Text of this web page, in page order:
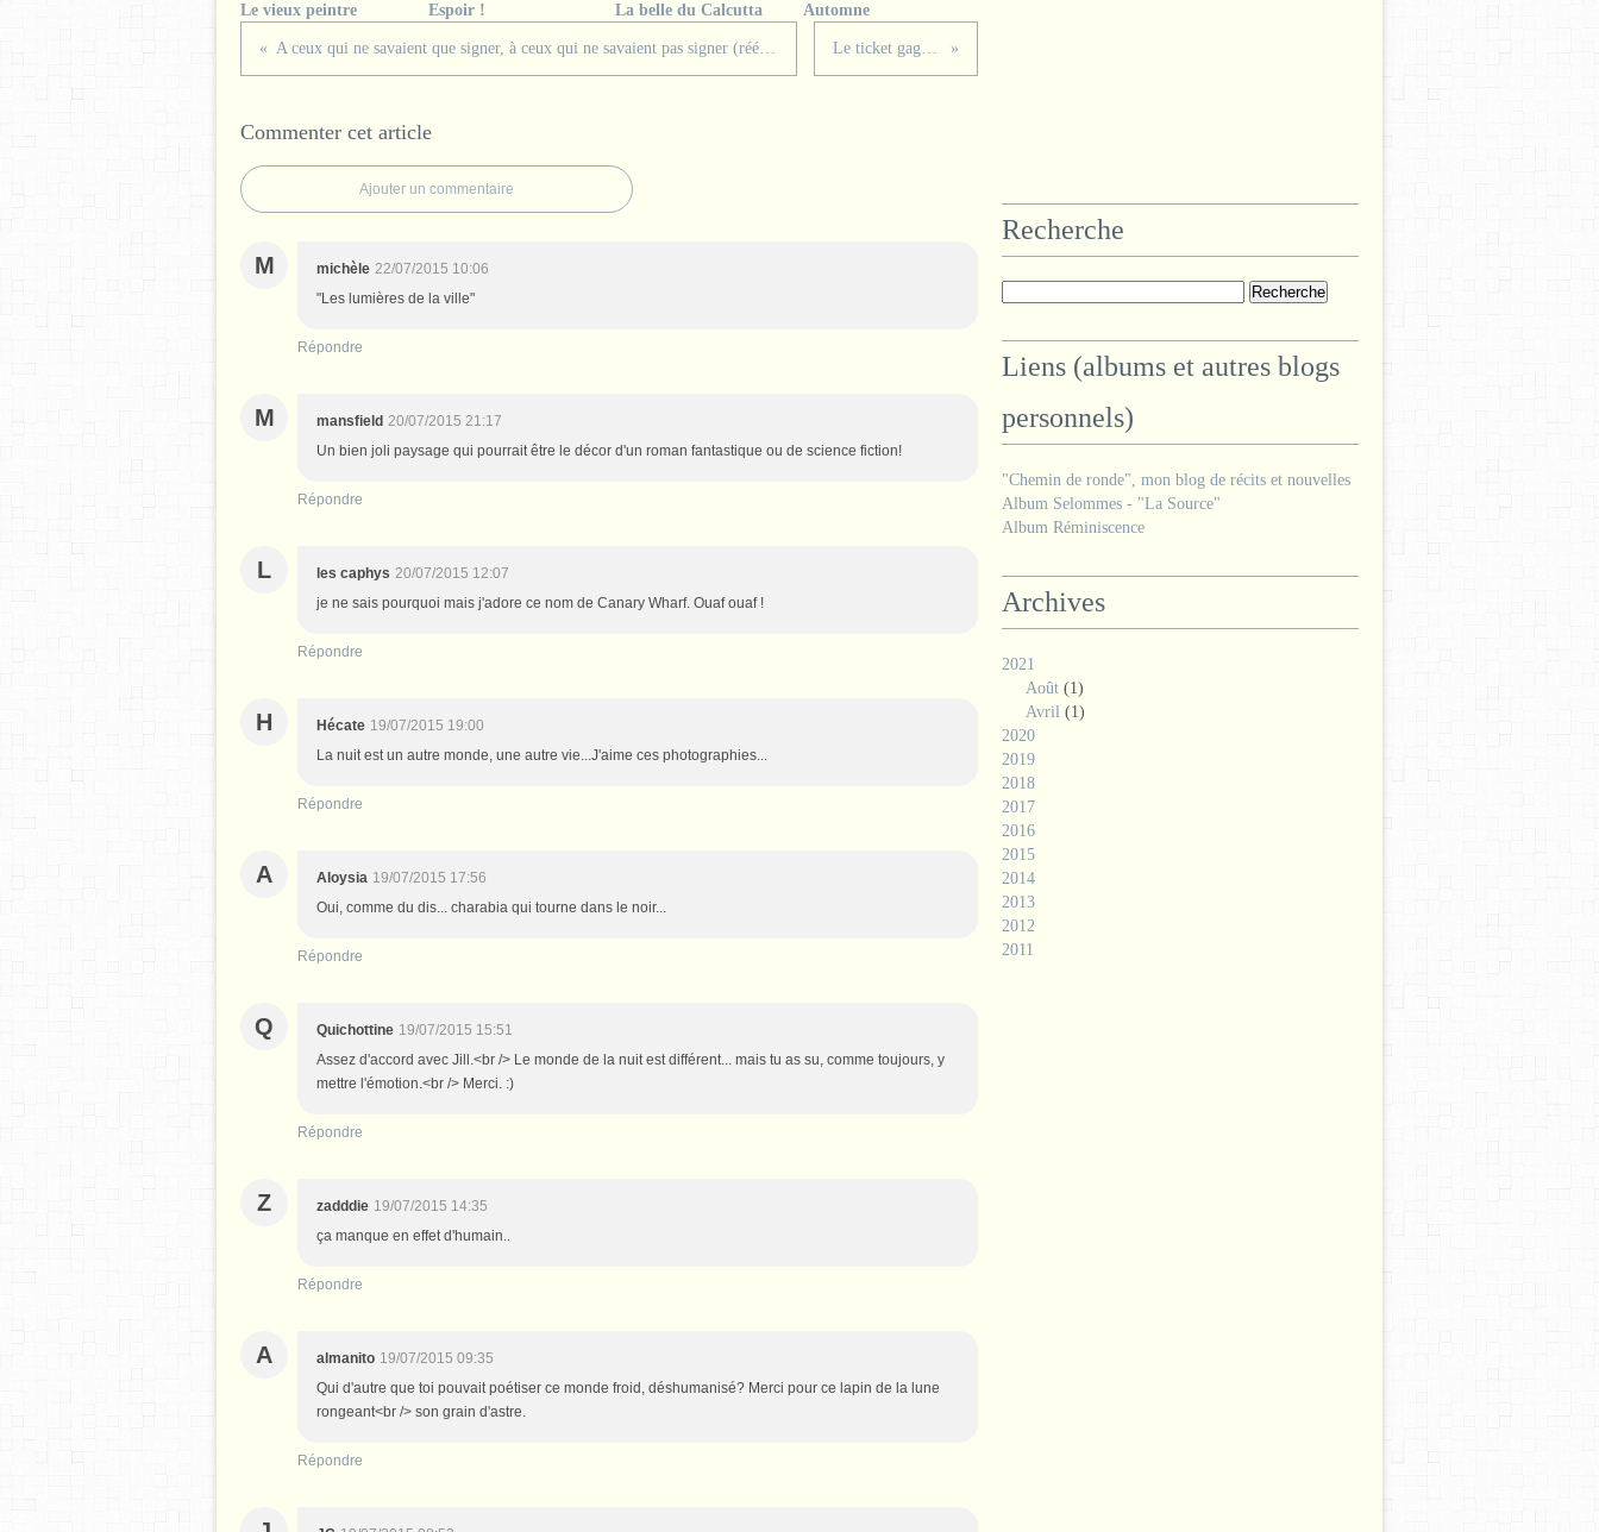
Le vieux peintre Espoir ! La belle du Calcutta Automne
A ceux qui ne savaient que signer, à ceux qui ne savaient pas signer (réédition) Le ticket gagnant
Commenter cet article
Ajouter un commentaire
M michèle 22/07/2015 10:06
"Les lumières de la ville"
Répondre
M mansfield 20/07/2015 21:17
Un bien joli paysage qui pourrait être le décor d'un roman fantastique ou de science fiction!
Répondre
L les caphys 20/07/2015 12:07
je ne sais pourquoi mais j'adore ce nom de Canary Wharf. Ouaf ouaf !
Répondre
H Hécate 19/07/2015 19:00
La nuit est un autre monde, une autre vie...J'aime ces photographies...
Répondre
A Aloysia 19/07/2015 17:56
Oui, comme du dis... charabia qui tourne dans le noir...
Répondre
Q Quichottine 19/07/2015 15:51
Assez d'accord avec Jill.<br /> Le monde de la nuit est différent... mais tu as su, comme toujours, y
mettre l'émotion.<br /> Merci. :)
Répondre
Z zadddie 19/07/2015 14:35
ça manque en effet d'humain..
Répondre
A almanito 19/07/2015 09:35
Qui d'autre que toi pouvait poétiser ce monde froid, déshumanisé? Merci pour ce lapin de la lune
rongeant<br /> son grain d'astre.
Répondre
Recherche
Liens (albums et autres blogs
personnels)
"Chemin de ronde", mon blog de récits et nouvelles
Album Selommes - "La Source"
Album Réminiscence
Archives
2021
Août (1)
Avril (1)
2020
2019
2018
2017
2016
2015
2014
2013
2012
2011